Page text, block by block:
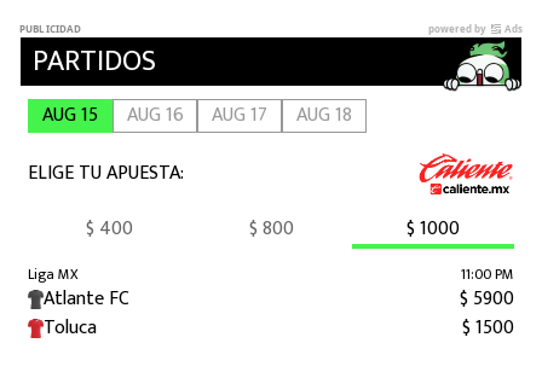
FUTBOL INTERNACIONAL
MEXICANOS EN EL EXTRANJERO
FUTBOL ESTUFA
LIGA MX